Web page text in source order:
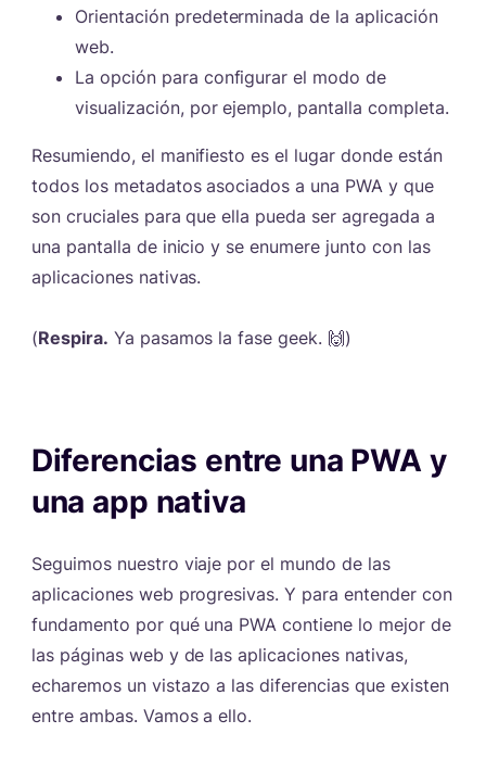
Orientación predeterminada de la aplicación
web.
La opción para configurar el modo de
visualización, por ejemplo, pantalla completa.
Resumiendo, el manifiesto es el lugar donde están
todos los metadatos asociados a una PWA y que
son cruciales para que ella pueda ser agregada a
una pantalla de inicio y se enumere junto con las
aplicaciones nativas.
(Respira. Ya pasamos la fase geek. 🙌)
Diferencias entre una PWA y
una app nativa
Seguimos nuestro viaje por el mundo de las
aplicaciones web progresivas. Y para entender con
fundamento por qué una PWA contiene lo mejor de
las páginas web y de las aplicaciones nativas,
echaremos un vistazo a las diferencias que existen
entre ambas. Vamos a ello.